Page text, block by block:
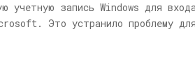
учетную запись Windows для
Это устранило проблему